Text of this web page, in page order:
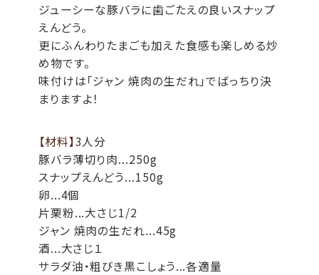
ジューシーな豚バラに歯ごたえの良いスナップ
えんどう。
更にふんわりたまごも加えた食感も楽しめる炒
め物です。
味付けは「ジャン 焼肉の生だれ」でばっちり決
まりますよ！
【材料】3人分
豚バラ薄切り肉...250g
スナップえんどう...150g
卵...4個
片栗粉...大さじ1/2
ジャン 焼肉の生だれ...45g
酒...大さじ１
サラダ油・粗びき黒こしょう...各適量